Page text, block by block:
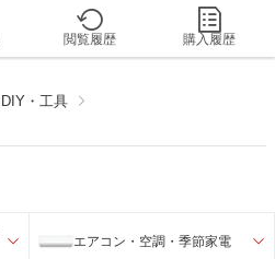
閲覧履歴 購入履歴
DIY・工具
エアコン・空調・季節家電